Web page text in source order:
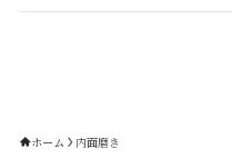
ホーム 内面磨き